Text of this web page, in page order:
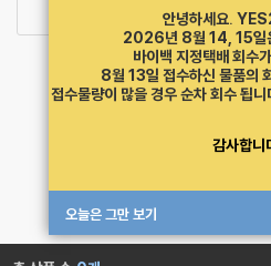
안녕하세요.
2026년 8월 14, 15일
바이백 지정택배 회수
8월 13일 접수하신 물품의
접수물량이 많을 경우 순차 회수 됩니
감사합니
오늘은 그만 보기
최근 본
고객센터 1544-3800 티켓
eBook 1:1문의/
개인정보처리방
도서홍보
MATOM12